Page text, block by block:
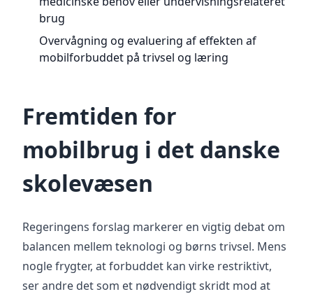
brug
Overvågning og evaluering af effekten af
mobilforbuddet på trivsel og læring
Fremtiden for
mobilbrug i det danske
skolevæsen
Regeringens forslag markerer en vigtig debat om
balancen mellem teknologi og børns trivsel. Mens
nogle frygter, at forbuddet kan virke restriktivt,
ser andre det som et nødvendigt skridt mod at